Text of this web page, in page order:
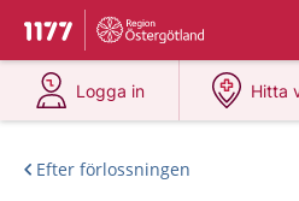
Till startsidan för 1177
Du har valt region
Logga in
på 1177.se
Hitta
på
Efter förlossningen